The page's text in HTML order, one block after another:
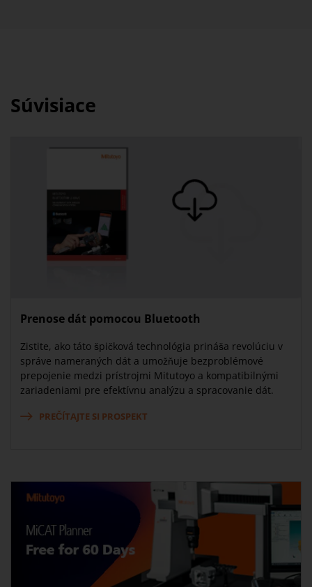
Súvisiace
Prenose dát pomocou Bluetooth
Zistite, ako táto špičková technológia prináša revolúciu v
správe nameraných dát a umožňuje bezproblémové
prepojenie medzi prístrojmi Mitutoyo a kompatibilnými
zariadeniami pre efektívnu analýzu a spracovanie dát.
PREČÍTAJTE SI PROSPEKT